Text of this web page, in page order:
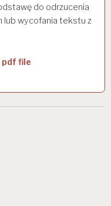
do odrzucenia
lub wycofania tekstu z
pdf file